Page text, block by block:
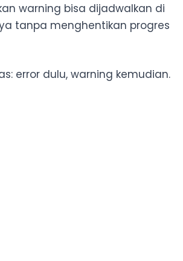
warning bisa dijadwalkan di
tanpa menghentikan progres
error dulu, warning kemudian.